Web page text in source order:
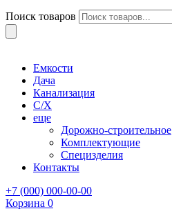
Поиск товаров
Емкости
Дача
Канализация
С/Х
еще
Дорожно-строительное
Комплектующие
Специзделия
Контакты
+7 (000) 000-00-00
Корзина 0